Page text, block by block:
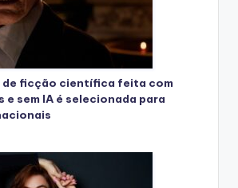
de ficção científica feita com
e sem IA é selecionada para